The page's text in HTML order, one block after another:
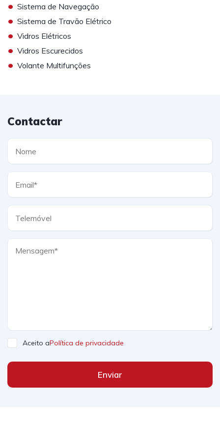
• Sistema de Navegação
• Sistema de Travão Elétrico
• Vidros Elétricos
• Vidros Escurecidos
• Volante Multifunções
Contactar
Aceito aPolítica de privacidade
Enviar